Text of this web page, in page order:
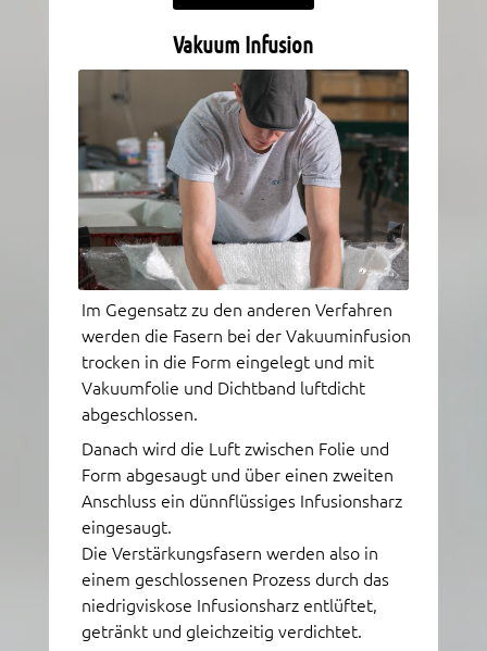
Vakuum Infusion
Im Gegensatz zu den anderen Verfahren
werden die Fasern bei der Vakuuminfusion
trocken in die Form eingelegt und mit
Vakuumfolie und Dichtband luftdicht
abgeschlossen.
Danach wird die Luft zwischen Folie und
Form abgesaugt und über einen zweiten
Anschluss ein dünnflüssiges Infusionsharz
eingesaugt.
Die Verstärkungsfasern werden also in
einem geschlossenen Prozess durch das
niedrigviskose Infusionsharz entlüftet,
getränkt und gleichzeitig verdichtet.